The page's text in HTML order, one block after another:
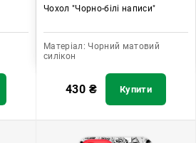
Чохол "Чорно-білі написи"
Матеріал: Чорний матовий
силікон
430 ₴ Купити